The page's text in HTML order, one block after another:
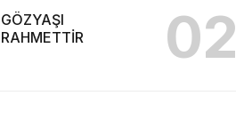
GÖZYAŞI
RAHMETTİR
02